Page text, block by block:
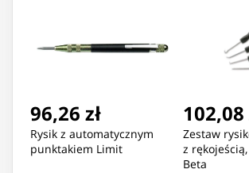
96,26 zł
Rysik z automatycznym
punktakiem Limit
102,08
Zestaw
z
Beta